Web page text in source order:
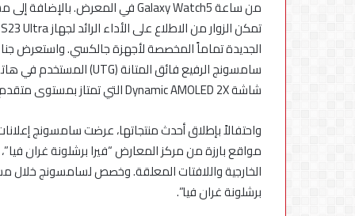
شاشة Dynamic AMOLED 2X التي تمتاز بمستوى متقدم من الوضوح والحيوية والمستخدمة في سلسلة Galaxy Book3.
مواقع بارزة من مركز المعارض “فيرا برشلونة غران
برشلونة غران فيا”.